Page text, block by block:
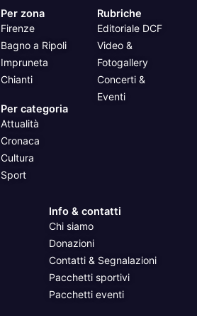
Per zona
Firenze
Bagno a Ripoli
Impruneta
Chianti
Per categoria
Attualità
Cronaca
Cultura
Sport
Rubriche
Editoriale DCF
Video &
Fotogallery
Concerti &
Eventi
Info & contatti
Chi siamo
Donazioni
Contatti & Segnalazioni
Pacchetti sportivi
Pacchetti eventi